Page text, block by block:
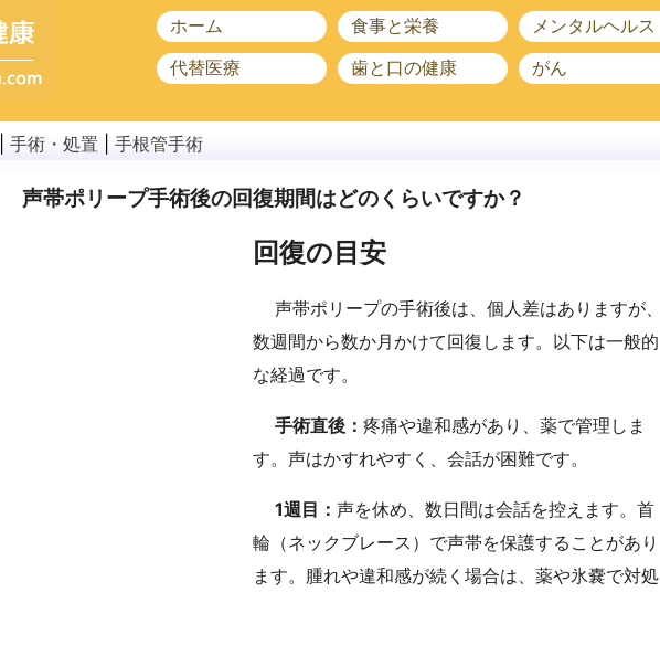
ホーム 食事と栄養 メンタルヘルス
代替医療
歯と口の健康 がん
手術・処置 手根管手術
声帯ポリープ手術後の回復期間はどのくらいですか？
回復の目安
声帯ポリープの手術後は、個人差はありますが、
数週間から数か月かけて回復します。以下は一般的
な経過です。
手術直後： 疼痛や違和感があり、薬で管理しま
す。声はかすれやすく、会話が困難です。
1週目： 声を休め、数日間は会話を控えます。首
輪（ネックブレース）で声帯を保護することがあり
ます。腫れや違和感が続く場合は、薬や氷嚢で対処